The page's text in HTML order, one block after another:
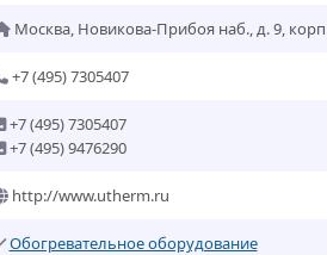
Москва, Новикова-Прибоя наб., д. 9,
+7 (495) 7305407
+7 (495) 7305407
+7 (495) 9476290
http://www.utherm.ru
Обогревательное оборудование